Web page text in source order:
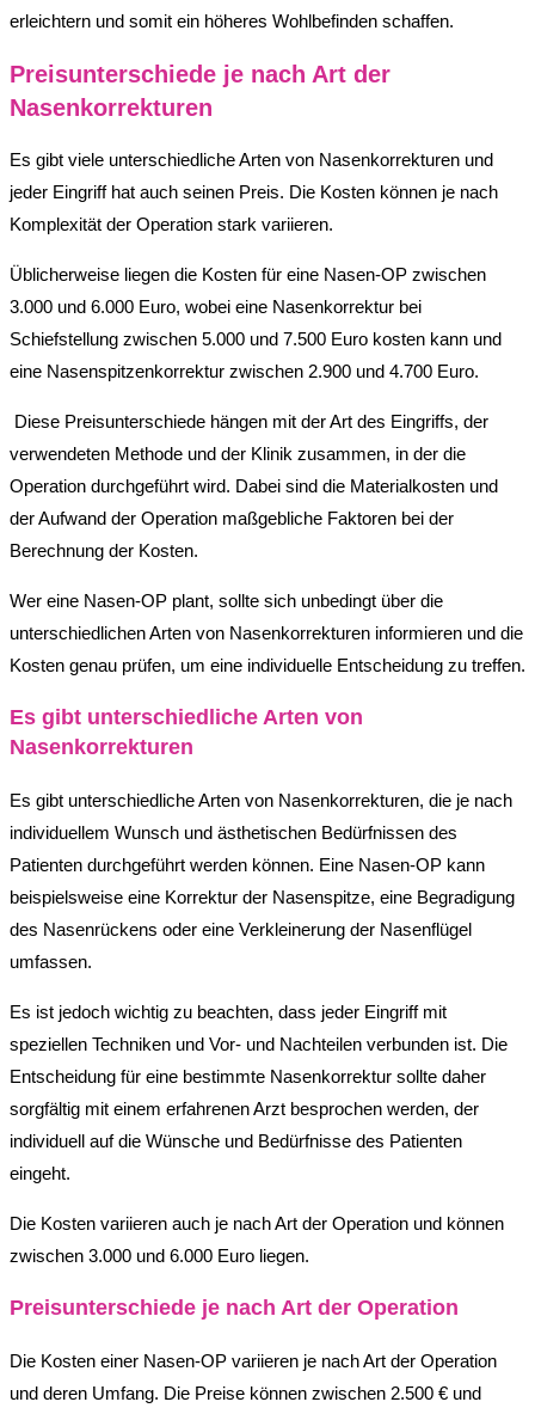
erleichtern und somit ein höheres Wohlbefinden schaffen.
Preisunterschiede je nach Art der
Nasenkorrekturen
Es gibt viele unterschiedliche Arten von Nasenkorrekturen und
jeder Eingriff hat auch seinen Preis. Die Kosten können je nach
Komplexität der Operation stark variieren.
Üblicherweise liegen die Kosten für eine Nasen-OP zwischen
3.000 und 6.000 Euro, wobei eine Nasenkorrektur bei
Schiefstellung zwischen 5.000 und 7.500 Euro kosten kann und
eine Nasenspitzenkorrektur zwischen 2.900 und 4.700 Euro.
Diese Preisunterschiede hängen mit der Art des Eingriffs, der
verwendeten Methode und der Klinik zusammen, in der die
Operation durchgeführt wird. Dabei sind die Materialkosten und
der Aufwand der Operation maßgebliche Faktoren bei der
Berechnung der Kosten.
Wer eine Nasen-OP plant, sollte sich unbedingt über die
unterschiedlichen Arten von Nasenkorrekturen informieren und die
Kosten genau prüfen, um eine individuelle Entscheidung zu treffen.
Es gibt unterschiedliche Arten von
Nasenkorrekturen
Es gibt unterschiedliche Arten von Nasenkorrekturen, die je nach
individuellem Wunsch und ästhetischen Bedürfnissen des
Patienten durchgeführt werden können. Eine Nasen-OP kann
beispielsweise eine Korrektur der Nasenspitze, eine Begradigung
des Nasenrückens oder eine Verkleinerung der Nasenflügel
umfassen.
Es ist jedoch wichtig zu beachten, dass jeder Eingriff mit
speziellen Techniken und Vor- und Nachteilen verbunden ist. Die
Entscheidung für eine bestimmte Nasenkorrektur sollte daher
sorgfältig mit einem erfahrenen Arzt besprochen werden, der
individuell auf die Wünsche und Bedürfnisse des Patienten
eingeht.
Die Kosten variieren auch je nach Art der Operation und können
zwischen 3.000 und 6.000 Euro liegen.
Preisunterschiede je nach Art der Operation
Die Kosten einer Nasen-OP variieren je nach Art der Operation
und deren Umfang. Die Preise können zwischen 2.500 € und